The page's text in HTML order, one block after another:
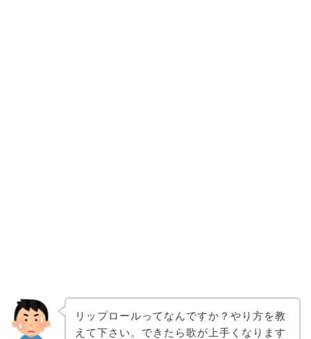
リップロールってなんですか？やり方を教
えて下さい。できたら歌が上手くなります